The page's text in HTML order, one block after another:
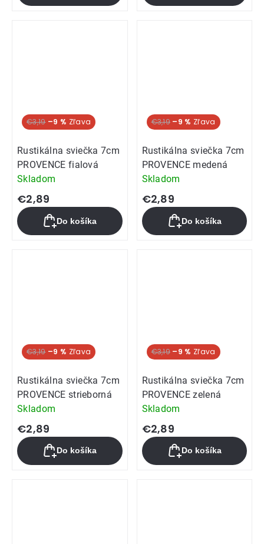
€3,19 –9 %
Rustikálna sviečka 7cm
PROVENCE fialová
Skladom
€2,89
Do košíka
€3,19 –9 %
Rustikálna sviečka 7cm
PROVENCE medená
Skladom
€2,89
Do košíka
€3,19 –9 %
Rustikálna sviečka 7cm
PROVENCE strieborná
Skladom
€2,89
Do košíka
€3,19 –9 %
Rustikálna sviečka 7cm
PROVENCE zelená
Skladom
€2,89
Do košíka